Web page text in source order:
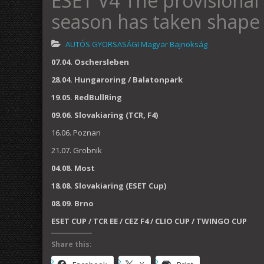
season has taken shape
AUTÓS GYORSASÁGI Magyar Bajnokság
07.04. Oschersleben
28.04. Hungaroring / Balatonpark
19.05. RedBullRing
09.06. Slovakiaring (TCR, F4)
16.06. Poznan
21.07. Grobnik
04.08. Most
18.08. Slovakiaring (ESET Cup)
08.09. Brno
ESET CUP / TCR EE / CEZ F4 / CLIO CUP / TWINGO CUP
Share this: